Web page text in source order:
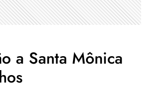
a Santa Mônica